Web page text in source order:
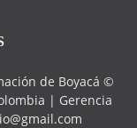
de Boyacá ©
| Gerencia